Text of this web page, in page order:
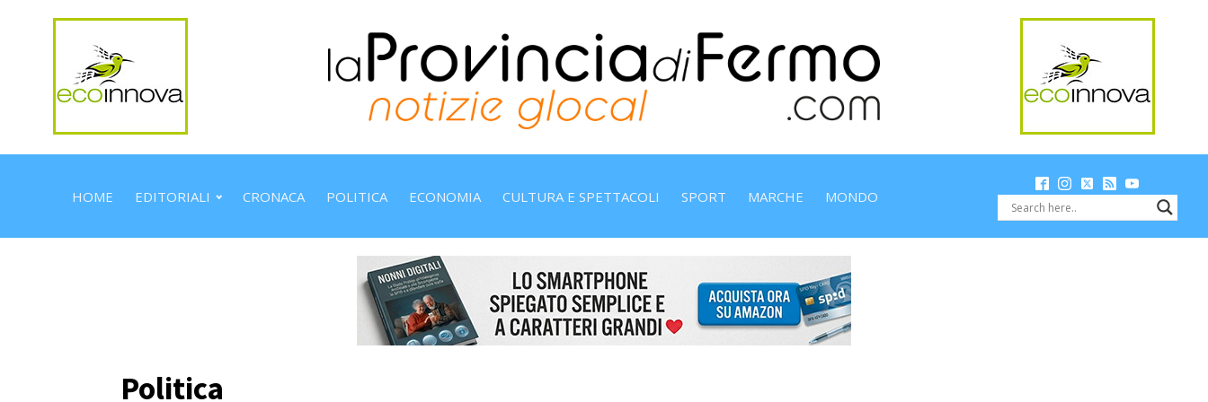
HOME EDITORIALI CRONACA POLITICA ECONOMIA CULTURA E SPETTACOLI SPORT MARCHE MONDO
Politica